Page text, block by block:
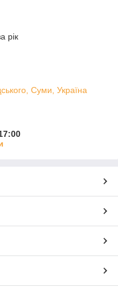
рік
Суми, Україна